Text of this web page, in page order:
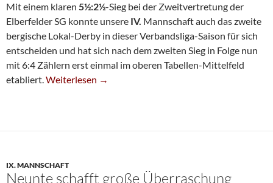
Mit einem klaren 5½:2½-Sieg bei der Zweitvertretung der
Elberfelder SG konnte unsere IV. Mannschaft auch das zweite
bergische Lokal-Derby in dieser Verbandsliga-Saison für sich
entscheiden und hat sich nach dem zweiten Sieg in Folge nun
mit 6:4 Zählern erst einmal im oberen Tabellen-Mittelfeld
etabliert.Souveräner Derby-Sieg Für Vierte
Weiterlesen →
IX. MANNSCHAFT
Neunte schafft große Überraschung